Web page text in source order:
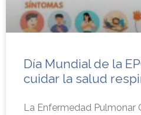
Día Mundial de la
cuidar la salud
La Enfermedad Pulmonar